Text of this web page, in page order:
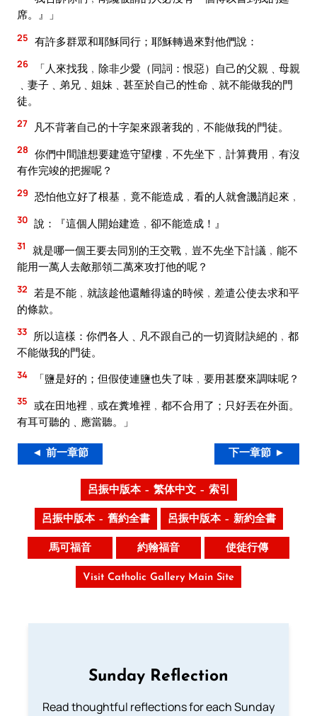
席。』」
25 有許多群眾和耶穌同行；耶穌轉過來對他們說：
26
「人來找我﹐除非少愛（同詞：恨惡）自己的父親﹑母親
﹑妻子﹑弟兄﹑姐妹﹑甚至於自己的性命﹑就不能做我的門
徒。
27 凡不背著自己的十字架來跟著我的﹐不能做我的門徒。
28 你們中間誰想要建造守望樓﹐不先坐下﹐計算費用﹐有沒
有作完竣的把握呢？
29 恐怕他立好了根基﹐竟不能造成﹐看的人就會譏誚起來﹐
30 說：『這個人開始建造﹐卻不能造成！』
31
就是哪一個王要去同別的王交戰﹐豈不先坐下計議﹐能不
能用一萬人去敵那領二萬來攻打他的呢？
32 若是不能﹐就該趁他還離得遠的時候﹐差遣公使去求和平
的條款。
33
所以這樣：你們各人﹑凡不跟自己的一切資財訣絕的﹐都
不能做我的門徒。
34 「鹽是好的；但假使連鹽也失了味﹐要用甚麼來調味呢？
35 或在田地裡﹐或在糞堆裡﹐都不合用了；只好丟在外面。
有耳可聽的﹑應當聽。」
◄ 前一章節 下一章節 ►
呂振中版本 – 繁体中文 – 索引
呂振中版本 – 舊約全書 呂振中版本 – 新約全書
馬可福音 約翰福音 使徒行傳
Visit Catholic Gallery Main Site
Sunday Reflection
Read thoughtful reflections for each Sunday